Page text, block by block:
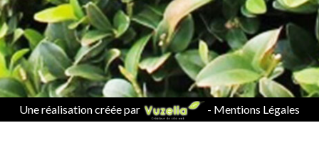
Une réalisation créée par - Mentions Légales